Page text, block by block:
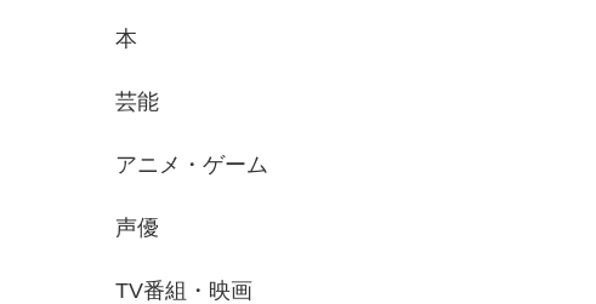
本
芸能
アニメ・ゲーム
声優
TV番組・映画